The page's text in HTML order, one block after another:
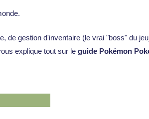
de gestion d'inventaire (le vrai "boss" du
explique tout sur le guide Pokémon